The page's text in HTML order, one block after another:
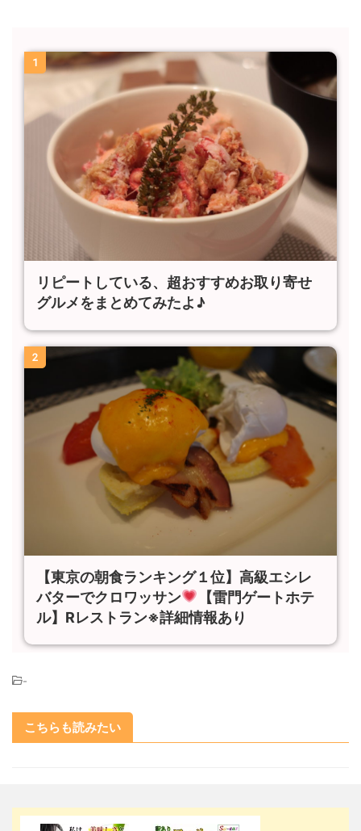
1
リピートしている、超おすすめお取り寄せ
グルメをまとめてみたよ♪
2
【東京の朝食ランキング１位】高級エシレ
バターでクロワッサン
【雷門ゲートホテ
ル】Rレストラン※詳細情報あり
-
こちらも読みたい